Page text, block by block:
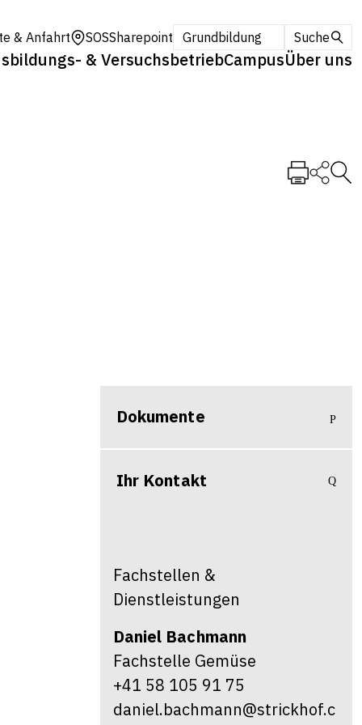
& Anfahrt SOSSharepoint Grundbildung Suche
& VersuchsbetriebCampusÜber uns
Dokumente
Ihr Kontakt
Fachstellen &
Dienstleistungen
Daniel Bachmann
Fachstelle Gemüse
+41 58 105 91 75
daniel.bachmann@strickhof.c